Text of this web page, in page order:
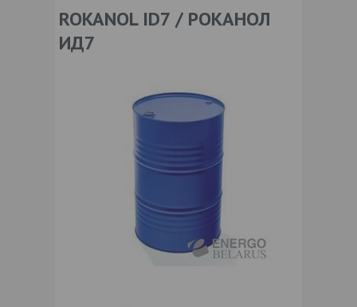
ROKANOL ID7 / РОКАНОЛ
ИД7